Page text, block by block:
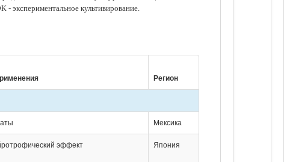
экспериментальное культивирование.
Регион
Мексика
эффект Япония